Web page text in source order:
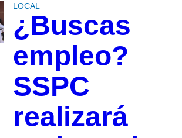
LOCAL
¿Buscas
empleo?
SSPC
realizará